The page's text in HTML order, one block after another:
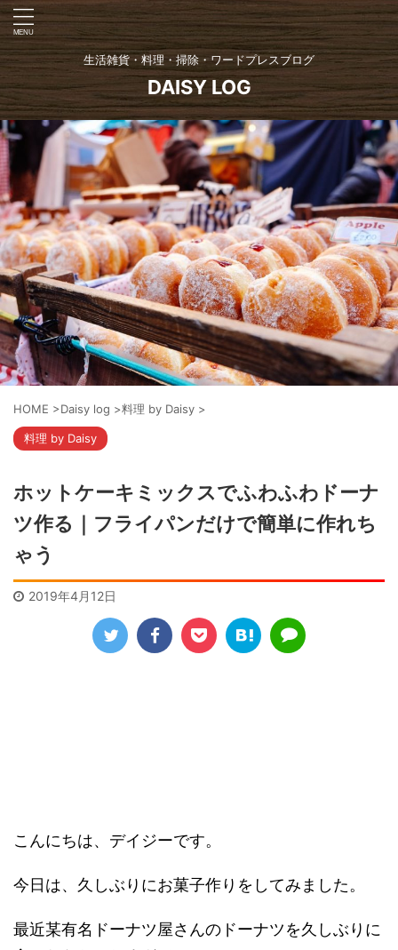
生活雑貨・料理・掃除・ワードプレスブログ
DAISY LOG
HOME >Daisy log >料理 by Daisy >
料理 by Daisy
ホットケーキミックスでふわふわドーナ
ツ作る｜フライパンだけで簡単に作れち
ゃう
2019年4月12日
こんにちは、デイジーです。
今日は、久しぶりにお菓子作りをしてみました。
最近某有名ドーナツ屋さんのドーナツを久しぶりに